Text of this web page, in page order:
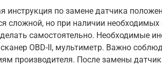
инструкция по замене датчика
сложной, но при наличии
самостоятельно. Необходимые
сканер OBD-II, мультиметр. Важно
производителя. После замены